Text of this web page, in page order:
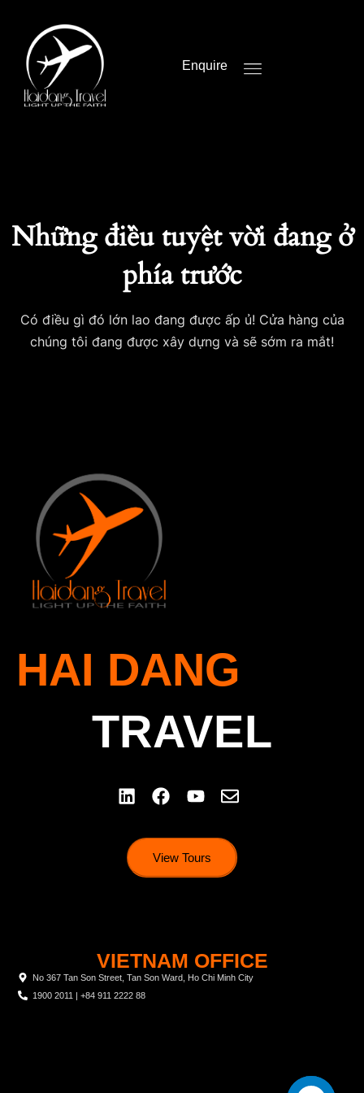
Enquire
Những điều tuyệt vời đang ở
phía trước
Có điều gì đó lớn lao đang được ấp ủ! Cửa hàng của
chúng tôi đang được xây dựng và sẽ sớm ra mắt!
HAI DANG
TRAVEL
View Tours
VIETNAM OFFICE
No 367 Tan Son Street, Tan Son Ward, Ho Chi Minh City
1900 2011 | +84 911 2222 88
Home
Our Trips
About Us
Blog